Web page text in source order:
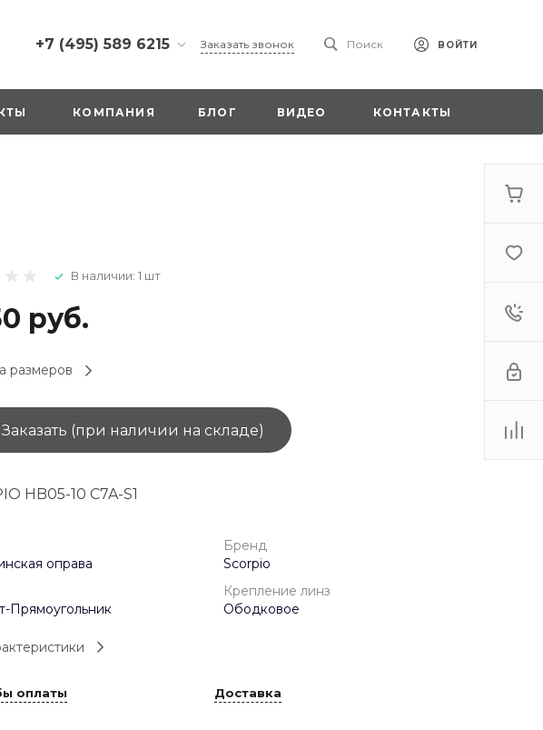
+7 (495) 589 6215
+7 (495) 589 6215
г. Москва, Русаковская
ул., д.1, вход с улицы со
стороны ТТК
г. Москва,
оранжевая вывеска
напротив «Перекрестка»
на 1 этаже
1 мая: 10:00-19:00
+7 (926) 092 4274
г. Королёв, пр-т
(0-9)
1 мая: 10:00-19:00
9 мая: 10:00-19:00
Заказать звонок Поиск ВОЙТИ
КОМПАНИЯ БЛОГ ВИДЕО КОНТАКТЫ
В наличии: 1 шт
руб.
размеров
Заказать (при наличии на складе)
HB05-10 C7A-S1
оправа
Бренд
Scorpio
Прямоугольник
Крепление линз
Ободковое
оплаты Доставка